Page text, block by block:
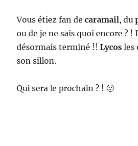
Vous étiez fan decaramail, du
ou de je ne sais quoi encore ? !
désormais terminé !!Lycosles
son sillon.
Qui sera le prochain ? ! 🙁